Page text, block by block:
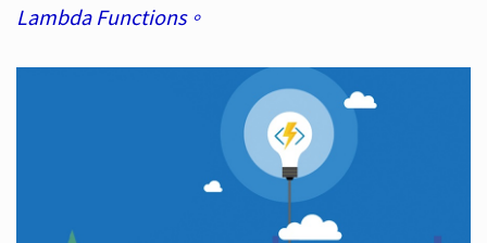
Lambda Functions。